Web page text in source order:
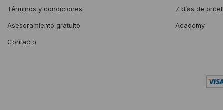
Términos y condiciones
Asesoramiento gratuito
Contacto
7 días de
Academy